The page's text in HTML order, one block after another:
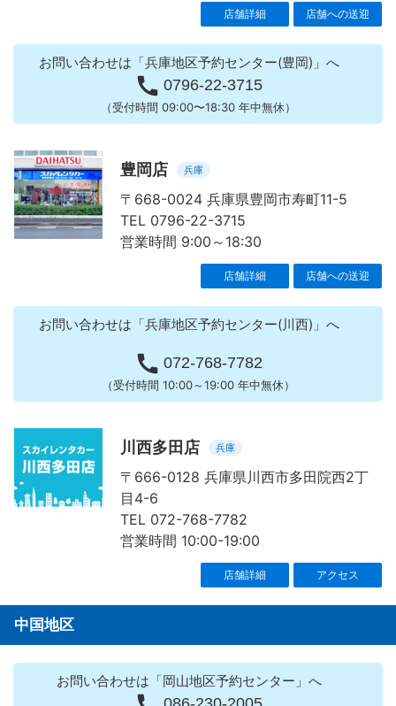
店舗詳細 店舗への送迎
お問い合わせは「兵庫地区予約センター(豊岡)」へ
 0796-22-3715
（受付時間 09:00〜18:30 年中無休）
豊岡店 兵庫
〒668-0024 兵庫県豊岡市寿町11-5
TEL 0796-22-3715
営業時間 9:00～18:30
店舗詳細 店舗への送迎
お問い合わせは「兵庫地区予約センター(川西)」へ
 072-768-7782
（受付時間 10:00～19:00 年中無休）
川西多田店 兵庫
〒666-0128 兵庫県川西市多田院西2丁
目4-6
TEL 072-768-7782
営業時間 10:00-19:00
店舗詳細 アクセス
中国地区
お問い合わせは「岡山地区予約センター」へ